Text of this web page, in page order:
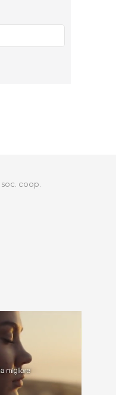
coop.